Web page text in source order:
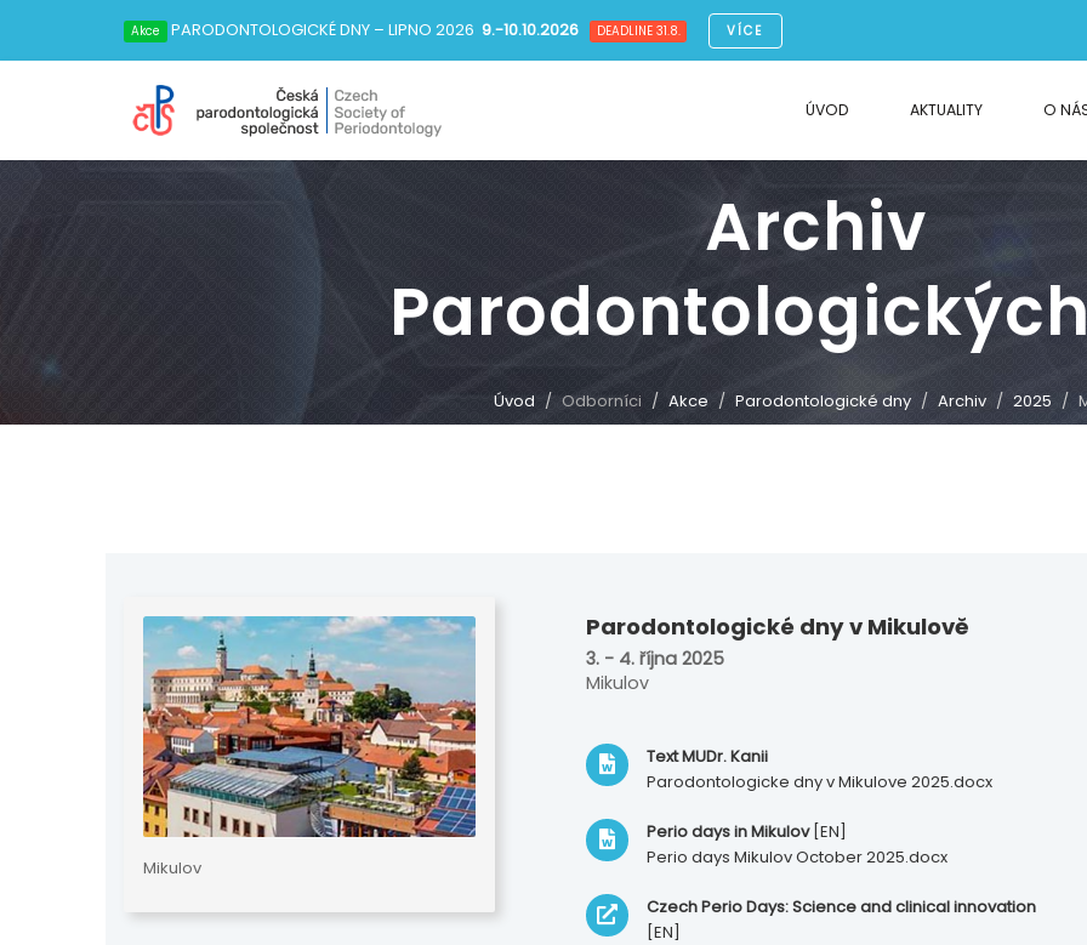
Akce PARODONTOLOGICKÉ DNY – LIPNO 2026 9.-10.10.2026 DEADLINE 31.8. VÍCE
ÚVOD AKTUALITY O
Archiv
Úvod Odborníci Akce Parodontologické dny Archiv 2025
Mikulov
Parodontologické dny v Mikulově
3. - 4. října 2025
Mikulov
Text MUDr. Kanii
Parodontologicke dny v Mikulove 2025.docx
Perio days in Mikulov[EN]
Perio days Mikulov October 2025.docx
Czech Perio Days: Science and clinical innovation
[EN]